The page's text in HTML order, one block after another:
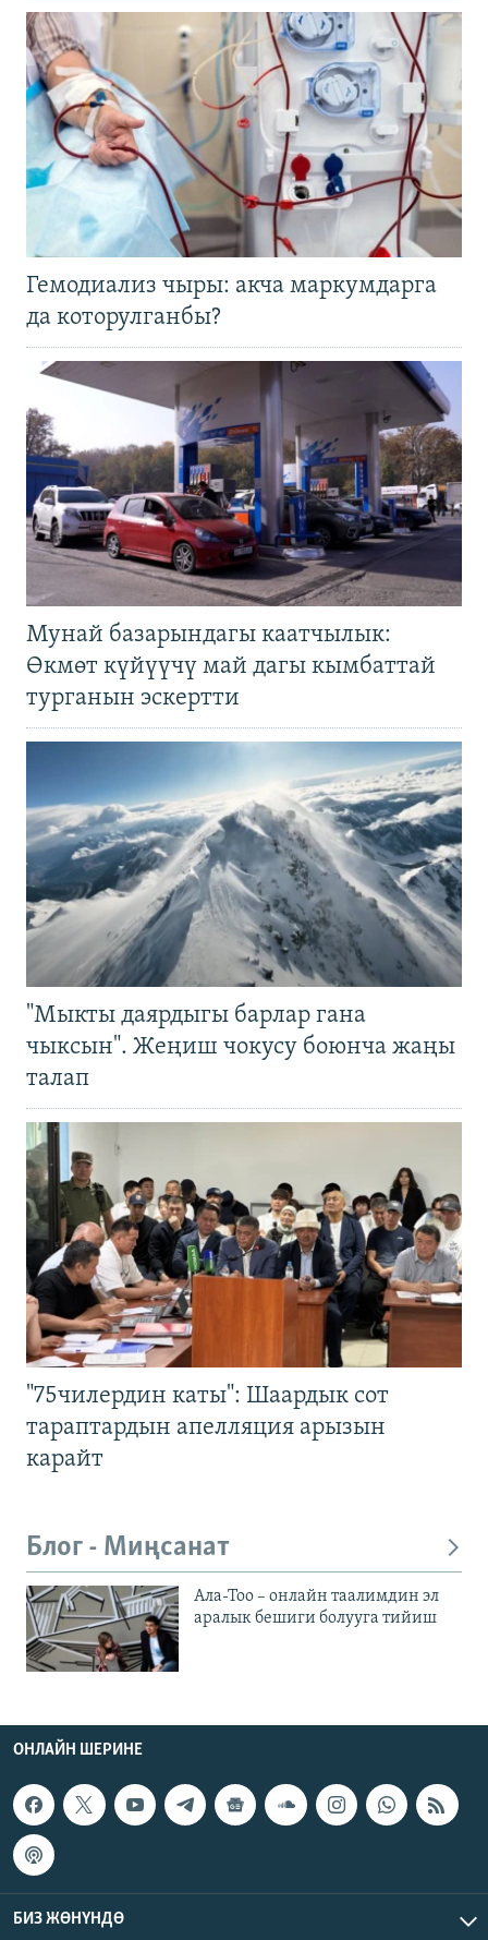
Гемодиализ чыры: акча маркумдарга
да которулганбы?
Мунай базарындагы каатчылык:
Өкмөт күйүүчү май дагы кымбаттай
турганын эскертти
"Мыкты даярдыгы барлар гана
чыксын". Жеңиш чокусу боюнча жаңы
талап
"75чилердин каты": Шаардык сот
тараптардын апелляция арызын
карайт
Блог - Миңсанат
Ала-Тоо – онлайн таалимдин эл
аралык бешиги болууга тийиш
ОНЛАЙН ШЕРИНЕ
БИЗ ЖӨНҮНДӨ